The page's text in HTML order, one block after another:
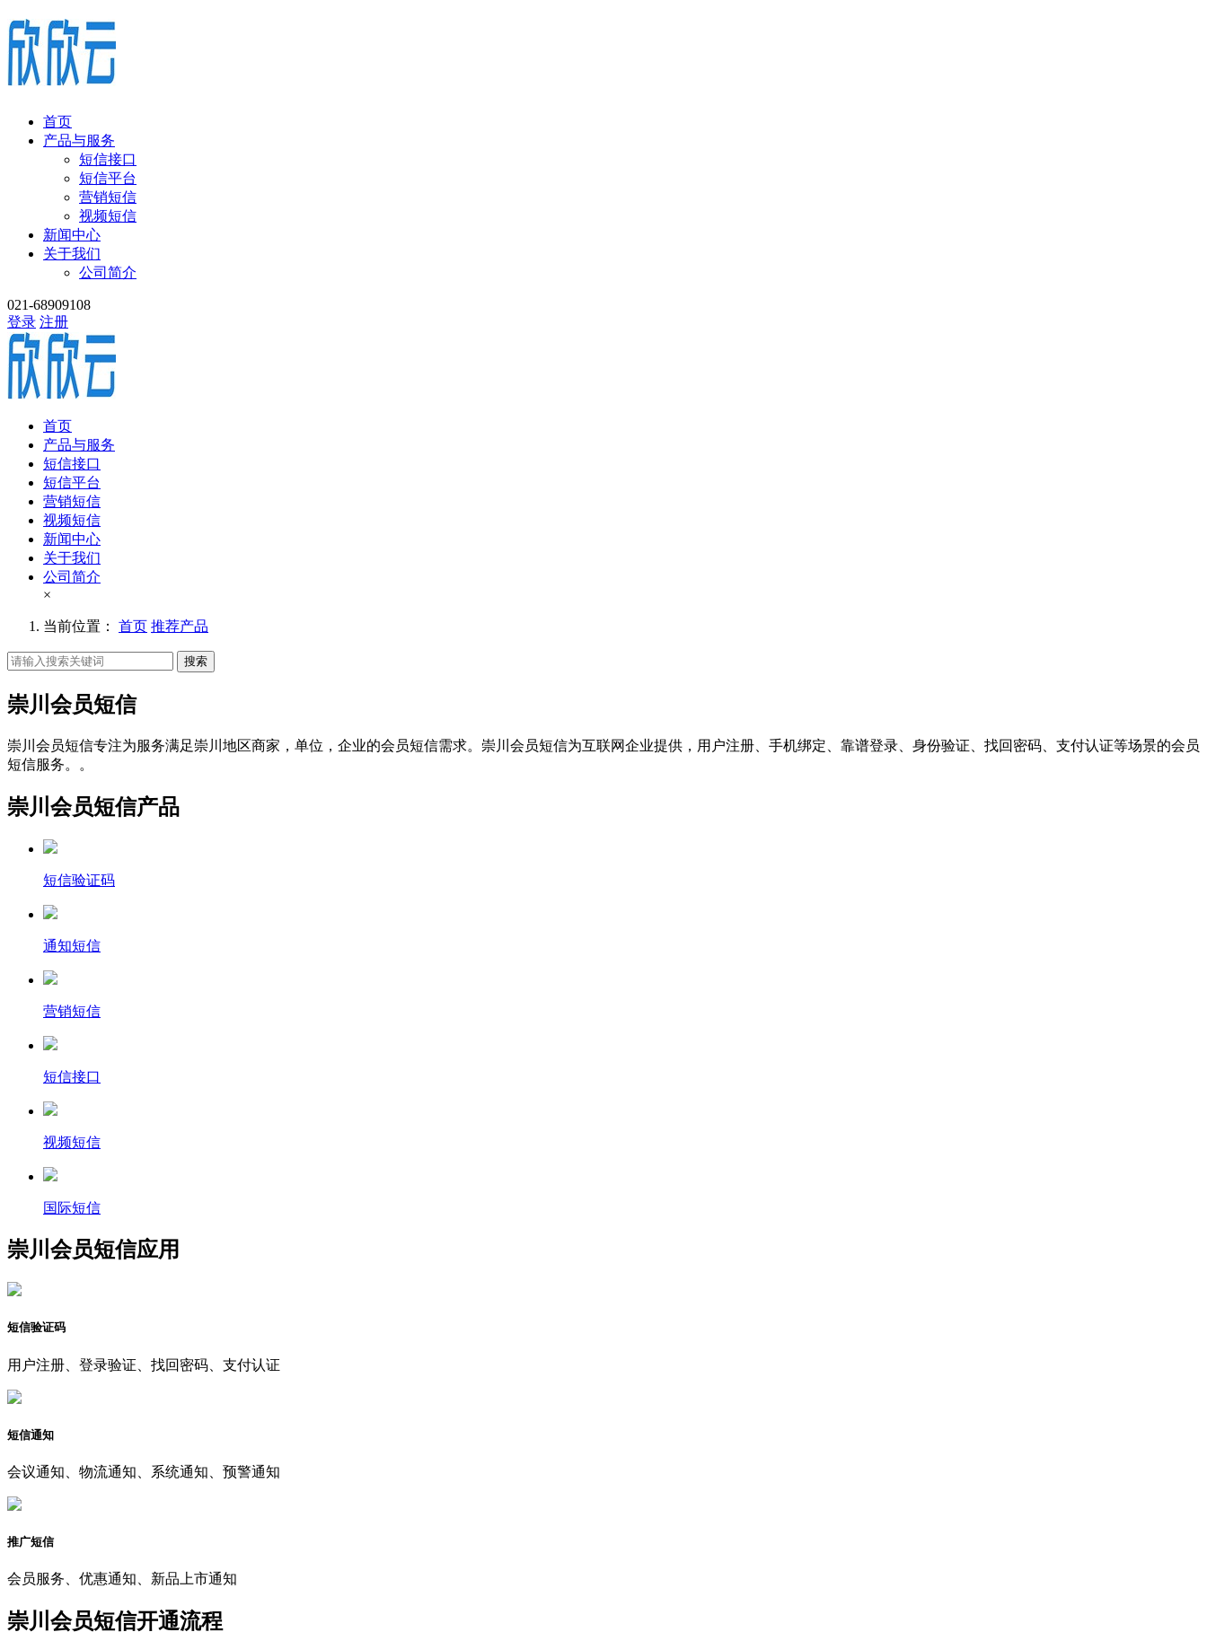
首页
产品与服务
短信接口
短信平台
营销短信
视频短信
新闻中心
关于我们
公司简介
021-68909108
登录 注册
首页
产品与服务
短信接口
短信平台
营销短信
视频短信
新闻中心
关于我们
公司简介
×
当前位置： 首页 推荐产品
搜索
崇川会员短信
崇川会员短信专注为服务满足崇川地区商家，单位，企业的会员短信需求。崇川会员短信为互联网企业提供，用户注册、手机绑定、靠谱登录、身份验证、找回密码、支付认证等场景的会员
短信服务。。
崇川会员短信产品
短信验证码
通知短信
营销短信
短信接口
视频短信
国际短信
崇川会员短信应用
短信验证码
用户注册、登录验证、找回密码、支付认证
短信通知
会议通知、物流通知、系统通知、预警通知
推广短信
会员服务、优惠通知、新品上市通知
崇川会员短信开通流程